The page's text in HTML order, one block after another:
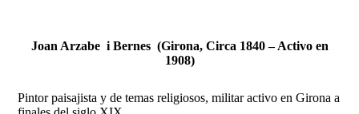
Joan Arzabe i Bernes (Girona, Circa 1840 – Activo en
1908)
Pintor paisajista y de temas religiosos, militar activo en Girona a